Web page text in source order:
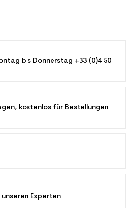
bis Donnerstag +33 (0)4 50
kostenlos für Bestellungen
Experten